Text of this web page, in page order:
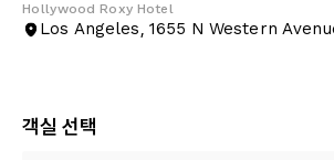
Hollywood Roxy Hotel
Los Angeles, 1655 N Western
객실 선택